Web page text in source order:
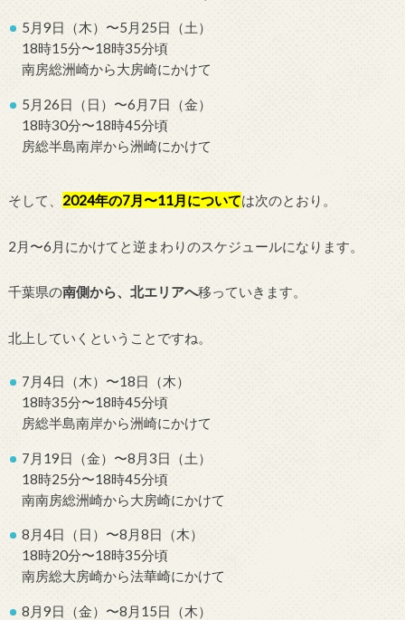
5月9日（木）〜5月25日（土）
18時15分〜18時35分頃
南房総洲崎から大房崎にかけて
5月26日（日）〜6月7日（金）
18時30分〜18時45分頃
房総半島南岸から洲崎にかけて
そして、 2024年の7月〜11月については次のとおり。
2月〜6月にかけてと逆まわりのスケジュールになります。
千葉県の南側から、北エリアへ移っていきます。
北上していくということですね。
7月4日（木）〜18日（木）
18時35分〜18時45分頃
房総半島南岸から洲崎にかけて
7月19日（金）〜8月3日（土）
18時25分〜18時45分頃
南南房総洲崎から大房崎にかけて
8月4日（日）〜8月8日（木）
18時20分〜18時35分頃
南房総大房崎から法華崎にかけて
8月9日（金）〜8月15日（木）